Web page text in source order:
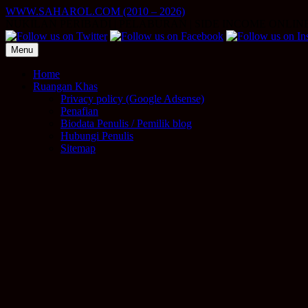
Skip
content
WWW.SAHAROL.COM (2010 – 2026)
Menu
Home
Ruangan Khas
Privacy policy (Google Adsense)
Penafian
Biodata Penulis / Pemilik blog
Hubungi Penulis
Sitemap